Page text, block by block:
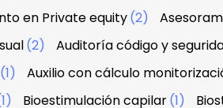
en Private equity(2)
(2) Auditoría código y
(1) Auxilio con cálculo
Bioestimulación capilar(1)